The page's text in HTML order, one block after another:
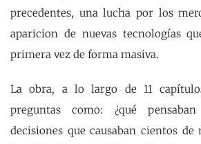
precedentes, una lucha por los
aparicion de nuevas tecnologías
primera vez de forma masiva.
La obra, a lo largo de 11
preguntas como: ¿qué
decisiones que causaban cientos